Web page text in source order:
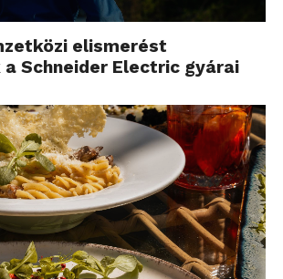
elismerést
Schneider Electric gyárai